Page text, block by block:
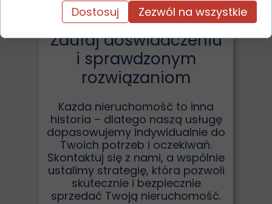
portfela nieruchomości.
Zaufaj doświadczeniu
i sprawdzonym
rozwiązaniom
Każda nieruchomość to inna
historia – dlatego naszą usługę
dopasowujemy indywidualnie do
Twoich potrzeb i oczekiwań.
Skontaktuj się z nami, a wspólnie
ustalimy strategię, która pozwoli
skutecznie i bezpiecznie
sprzedać Twoją nieruchomość.
Dostosuj Zezwól na wszystkie